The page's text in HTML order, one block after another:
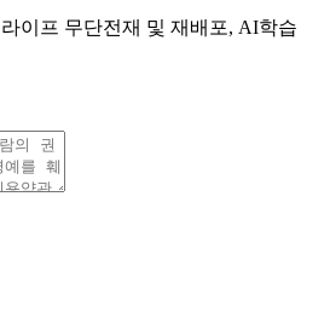
이프 무단전재 및 재배포, AI학습